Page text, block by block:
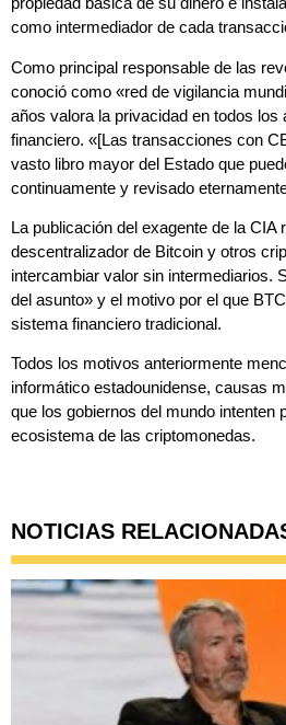
como intermediador de cada
Como principal responsable de las
conoció como «red de vigilancia
años valora la privacidad en todos los
financiero. «[Las transacciones con
vasto libro mayor del Estado que
continuamente y revisado
La publicación del exagente de la CIA
descentralizador de Bitcoin y otros
intercambiar valor sin intermediarios.
del asunto» y el motivo por el que
sistema financiero tradicional.
Todos los motivos anteriormente
informático estadounidense, causas
que los gobiernos del mundo intenten
ecosistema de las criptomonedas.
NOTICIAS